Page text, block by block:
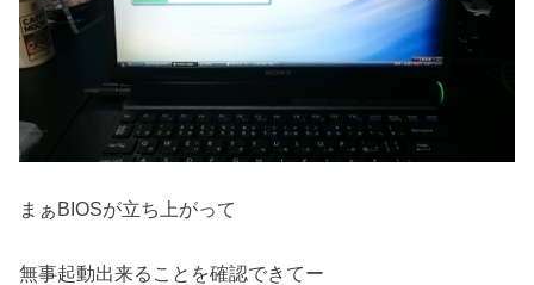
まぁBIOSが立ち上がって
無事起動出来ることを確認できてー